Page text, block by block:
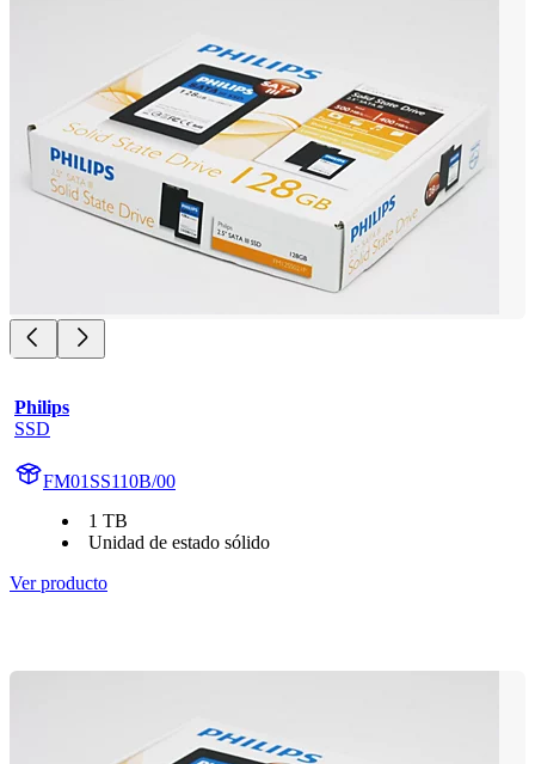
Philips
SSD
FM01SS110B/00
1 TB
Unidad de estado sólido
Ver producto